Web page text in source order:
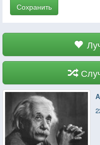
Сохранить